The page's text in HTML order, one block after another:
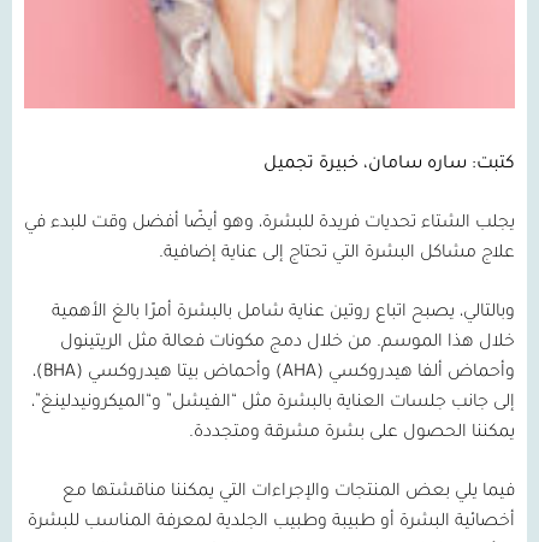
كتبت: ساره سامان، خبيرة تجميل
يجلب الشتاء تحديات فريدة للبشرة، وهو أيضًا أفضل وقت للبدء في
علاج مشاكل البشرة التي تحتاج إلى عناية إضافية.
وبالتالي، يصبح اتباع روتين عناية شامل بالبشرة أمرًا بالغ الأهمية
خلال هذا الموسم. من خلال دمج مكونات فعالة مثل الريتينول
وأحماض ألفا هيدروكسي (AHA) وأحماض بيتا هيدروكسي (BHA)
،
إلى جانب جلسات العناية بالبشرة مثل “الفيشل” و“الميكرونيدلينغ”،
يمكننا الحصول على بشرة مشرقة ومتجددة.
فيما يلي بعض المنتجات والإجراءات التي يمكننا مناقشتها مع
أخصائية البشرة أو طبيبة وطبيب الجلدية لمعرفة المناسب للبشرة